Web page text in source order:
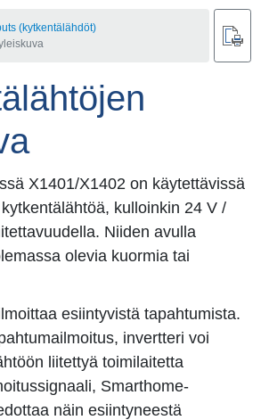
(kytkentälähdöt)
X1401/X1402 on käytettävissä
kulloinkin 24 V /
Niiden avulla
olevia kuormia tai
esiintyvistä tapahtumista.
invertteri voi
liitettyä toimilaitetta
Smarthome-
näin esiintyneestä